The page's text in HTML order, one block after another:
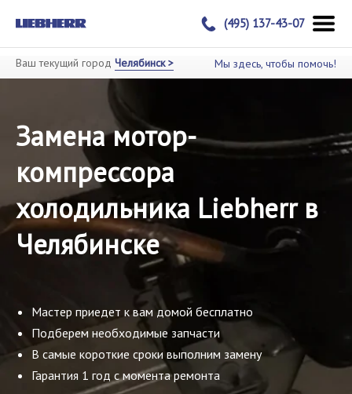
(495) 137-43-07
Ваш текущий город Челябинск > Мы здесь, чтобы помочь!
Замена мотор-
компрессора
холодильника Liebherr в
Челябинске
Мастер приедет к вам домой бесплатно
Подберем необходимые запчасти
В самые короткие сроки выполним замену
Гарантия 1 год с момента ремонта